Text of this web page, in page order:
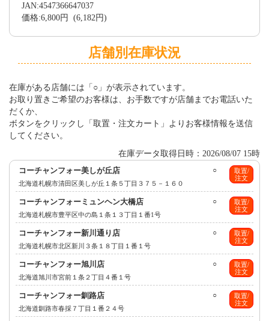
JAN:4547366647037
価格:6,800円 (6,182円)
店舗別在庫状況
在庫がある店舗には「○」が表示されています。
お取り置きご希望のお客様は、お手数ですが店舗までお電話いた
だくか、
ボタンをクリックし「取置・注文カート」よりお客様情報を送信
してください。
在庫データ取得日時：2026/08/07 15時
取置/
注文
○
コーチャンフォー美しが丘店
北海道札幌市清田区美しが丘１条５丁目３７５－１６０
取置/
注文
○
コーチャンフォーミュンヘン大橋店
北海道札幌市豊平区中の島１条１３丁目１番1号
取置/
注文
○
コーチャンフォー新川通り店
北海道札幌市北区新川３条１８丁目１番１号
取置/
注文
○
コーチャンフォー旭川店
北海道旭川市宮前１条２丁目４番１号
取置/
注文
○
コーチャンフォー釧路店
北海道釧路市春採７丁目１番２４号